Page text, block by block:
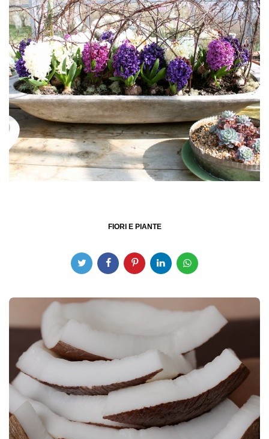
FIORI E PIANTE
Post
navigation